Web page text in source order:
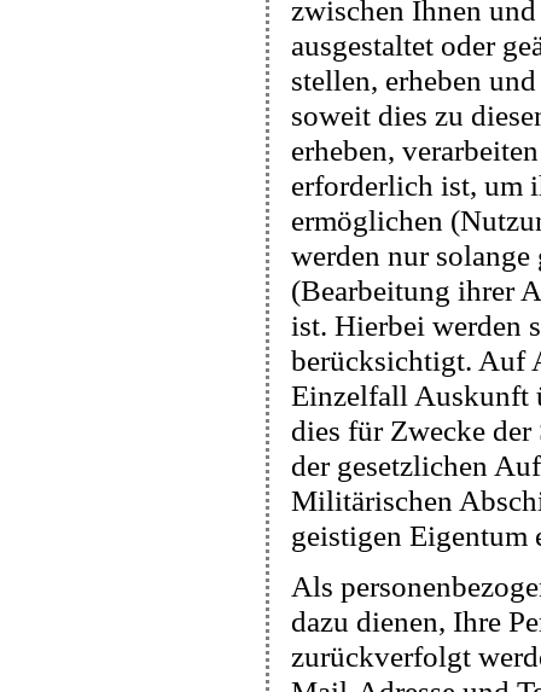
zwischen Ihnen
ausgestaltet oder
stellen, erheben
soweit dies zu
erheben,
erforderlich ist, um
ermöglichen
werden nur
(Bearbeitung ihrer
ist. Hierbei werden
berücksichtigt. Auf
Einzelfall Auskunft
dies für Zwecke
der gesetzlichen
Militärischen
geistigen Eigentum
Als
dazu dienen, Ihre
zurückverfolgt